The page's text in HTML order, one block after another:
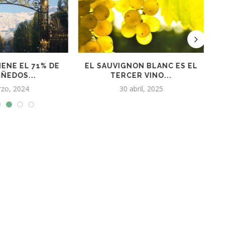
BLANC ES EL
VINO...
abril, 2025
CALCULAN QUE EL CONSUMO
DE VINO EN...
8 enero, 2024